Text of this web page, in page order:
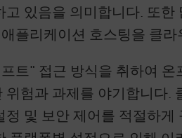
있음을 의미합니다. 또한
플리케이션 호스팅을 클라
트" 접근 방식을 취하여
험과 과제를 야기합니다
및 보안 제어를 적절하